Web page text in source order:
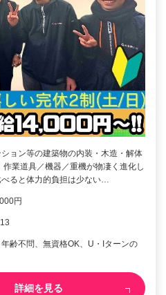
ョン等の建築物の内装・木造・解体
業道具／機器／重機が物凄く進化し
ると体力的負担は少ない…
円
齢不問、無資格OK、U・Iターンの
詳細を見る